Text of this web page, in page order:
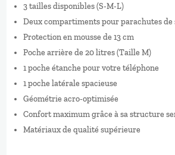
3 tailles disponibles (S-M-L)
Deux compartiments pour parachutes de
Protection en mousse de 13 cm
Poche arrière de 20 litres (Taille M)
1 poche étanche pour votre téléphone
1 poche latérale spacieuse
Géométrie acro-optimisée
Confort maximum grâce à sa structure
Matériaux de qualité supérieure